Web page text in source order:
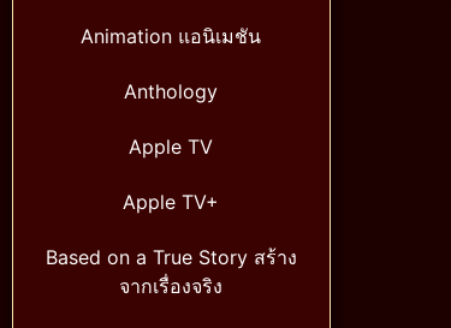
Animation แอนิเมชัน
Anthology
Apple TV
Apple TV+
Based on a True Story สร้าง
จากเรื่องจริง